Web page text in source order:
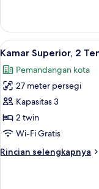
view)
Kamar
Deluks,
2
Tidur
Twin
(Defense
view)
Lihat
semua
foto
untuk
Kamar
Superior,
2
Tidur
6
Kamar Superior, 2
Pemandangan kota
27 meter persegi
Kapasitas 3
2 twin
Wi-Fi Gratis
Rincian selengkapnya
Rincian